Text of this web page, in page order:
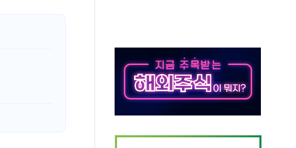
핑, 백화점이 이끈 반등...2분기 영업이익 121% 급증
, '투표율 조작 의혹' 서울·경기·충북 선관위 등 추가 압수수색
룹 펫 프렌들리 호텔 '키녹', 30일 2주년 기념 행사